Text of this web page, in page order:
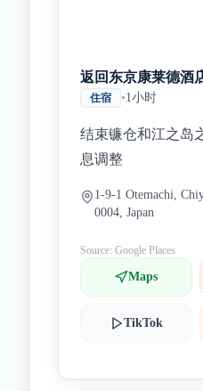
返回东京康莱德酒
住宿 •1小时
结束镰仓和江之岛
息调整
1-9-1 Otemachi,
0004, Japan
Source: Google Places
Maps
TikTok